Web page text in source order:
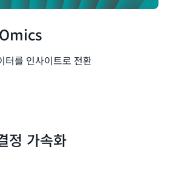
터를 인사이트로 전환
정 가속화